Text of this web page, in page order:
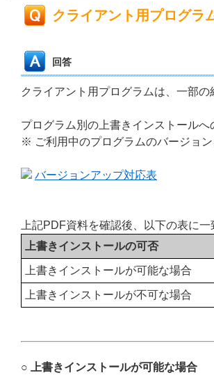
クライアント用プログラ
回答
クライアント用プログラムは、一部
プログラム別の上書きインストール
※ ご利用中のプログラムのバージョ
バージョンアップ対応表
上記PDF資料を確認後、以下の表に
上書きインストールの可否
上書きインストールが可能な場合
上書きインストールが不可な場合
○ 上書きインストールが可能な場合